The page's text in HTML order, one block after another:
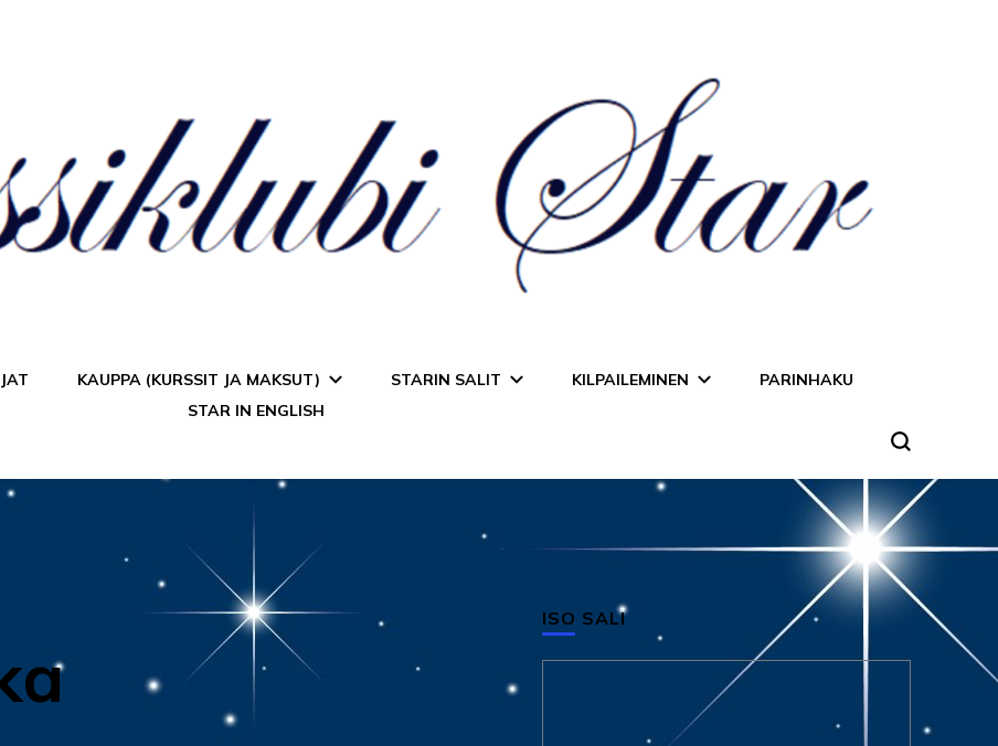
KAUPPA (KURSSIT JA MAKSUT) STARIN SALIT KILPAILEMINEN
PARINHAKU
STAR IN ENGLISH
ISO SALI